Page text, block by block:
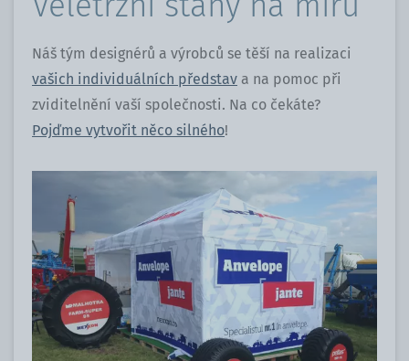
Náš tým designérů a výrobců se těší na realizaci
vašich individuálních představ a na pomoc při
zviditelnění vaší společnosti. Na co čekáte?
Pojďme vytvořit něco silného!